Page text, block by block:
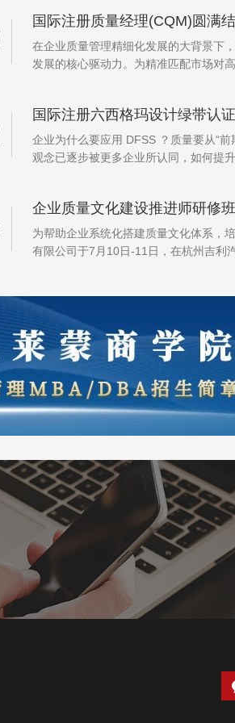
国际注册质量经理(CQM)圆满
在企业质量管理精细化发展的大背景下
发展的核心驱动力。为精准匹配市场对
国际注册六西格玛设计绿带认
企业为什么要应用 DFSS ？质量要从“
观念已逐步被更多企业所认同，如何提
企业质量文化建设推进师研修
为帮助企业系统化搭建质量文化体系，
有限公司于7月10日-11日，在杭州吉利